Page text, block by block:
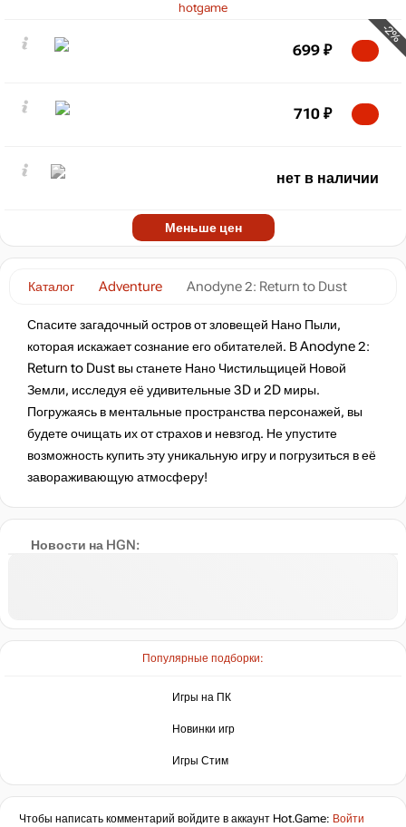
Новости на HGN:
Популярные подборки:
Игры на ПК
Новинки игр
Игры Стим
Каталог Adventure Anodyne 2: Return to Dust
Спасите загадочный остров от зловещей Нано Пыли,
которая искажает сознание его обитателей. В Anodyne 2:
Return to Dust вы станете Нано Чистильщицей Новой
Земли, исследуя её удивительные 3D и 2D миры.
Погружаясь в ментальные пространства персонажей, вы
будете очищать их от страхов и невзгод. Не упустите
возможность купить эту уникальную игру и погрузиться в её
завораживающую атмосферу!
hotgame
-2%
699 ₽
710 ₽
нет в наличии
Меньше цен
Чтобы написать комментарий войдите в аккаунт Hot.Game: Войти